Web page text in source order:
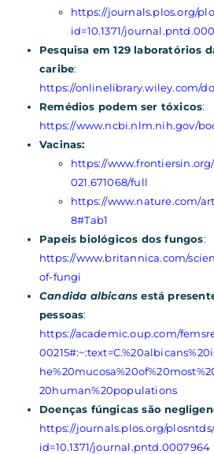
https://journals.plos.org/
id=10.1371/
Pesquisa em 129 laboratórios
caribe:
https://onlinelibrary.wiley.com/doi/
Remédios podem ser tóxicos:
https://www.ncbi.nlm.nih.gov/
Vacinas:
https://
021.671068/full
https://www.nature.com/
8#Tab1
Papeis biológicos dos fungos:
https://www.britannica.com/
of-fungi
Candida albicans está
pessoas:
https://academic.oup.com/
20human%20populations
Doenças fúngicas são
https://journals.plos.org/
id=10.1371/journal.pntd.0007964